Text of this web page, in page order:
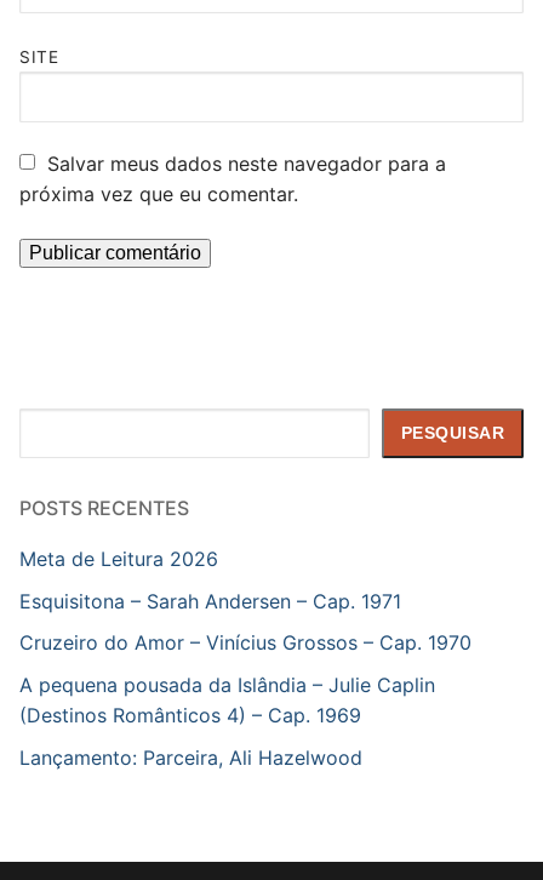
SITE
Salvar meus dados neste navegador para a
próxima vez que eu comentar.
PESQUISAR
POSTS RECENTES
Meta de Leitura 2026
Esquisitona – Sarah Andersen – Cap. 1971
Cruzeiro do Amor – Vinícius Grossos – Cap. 1970
A pequena pousada da Islândia – Julie Caplin
(Destinos Românticos 4) – Cap. 1969
Lançamento: Parceira, Ali Hazelwood